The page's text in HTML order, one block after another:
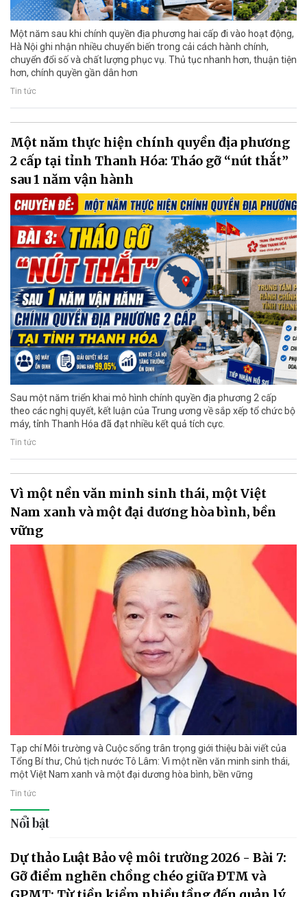
Một năm sau khi chính quyền địa phương hai cấp đi vào hoạt động,
Hà Nội ghi nhận nhiều chuyển biến trong cải cách hành chính,
chuyển đổi số và chất lượng phục vụ. Thủ tục nhanh hơn, thuận tiện
hơn, chính quyền gần dân hơn
Tin tức
Một năm thực hiện chính quyền địa phương
2 cấp tại tỉnh Thanh Hóa: Tháo gỡ “nút thắt”
sau 1 năm vận hành
Sau một năm triển khai mô hình chính quyền địa phương 2 cấp
theo các nghị quyết, kết luận của Trung ương về sắp xếp tổ chức bộ
máy, tỉnh Thanh Hóa đã đạt nhiều kết quả tích cực.
Tin tức
Vì một nền văn minh sinh thái, một Việt
Nam xanh và một đại dương hòa bình, bền
vững
Tạp chí Môi trường và Cuộc sống trân trọng giới thiệu bài viết của
Tổng Bí thư, Chủ tịch nước Tô Lâm: Vì một nền văn minh sinh thái,
một Việt Nam xanh và một đại dương hòa bình, bền vững
Tin tức
Nổi bật
Dự thảo Luật Bảo vệ môi trường 2026 - Bài 7:
Gỡ điểm nghẽn chồng chéo giữa ĐTM và